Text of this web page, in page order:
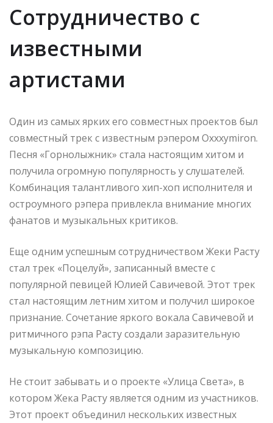
Сотрудничество с
известными
артистами
Один из самых ярких его совместных проектов был
совместный трек с известным рэпером Oxxxymiron.
Песня «Горнолыжник» стала настоящим хитом и
получила огромную популярность у слушателей.
Комбинация талантливого хип-хоп исполнителя и
остроумного рэпера привлекла внимание многих
фанатов и музыкальных критиков.
Еще одним успешным сотрудничеством Жеки Расту
стал трек «Поцелуй», записанный вместе с
популярной певицей Юлией Савичевой. Этот трек
стал настоящим летним хитом и получил широкое
признание. Сочетание яркого вокала Савичевой и
ритмичного рэпа Расту создали заразительную
музыкальную композицию.
Не стоит забывать и о проекте «Улица Света», в
котором Жека Расту является одним из участников.
Этот проект объединил нескольких известных